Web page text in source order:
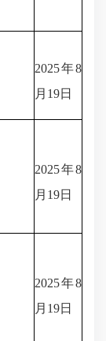
2025年8
月19日
2025年8
月19日
2025年8
月19日